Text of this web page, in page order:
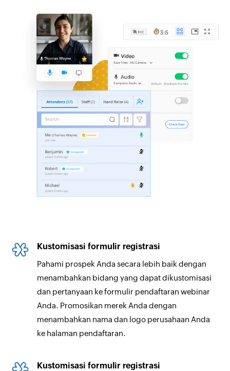
Kustomisasi formulir registrasi
Kustomisasi formulir registrasi
Pahami prospek Anda secara lebih baik dengan
menambahkan bidang yang dapat dikustomisasi
dan pertanyaan ke formulir pendaftaran webinar
Anda. Promosikan merek Anda dengan
menambahkan nama dan logo perusahaan Anda
ke halaman pendaftaran.